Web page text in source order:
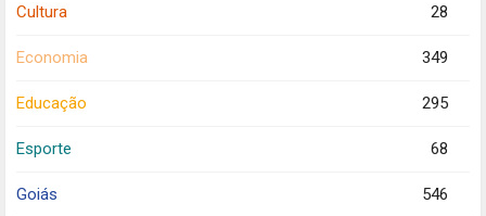
Cultura 28
Economia 349
Educação 295
Esporte 68
Goiás 546